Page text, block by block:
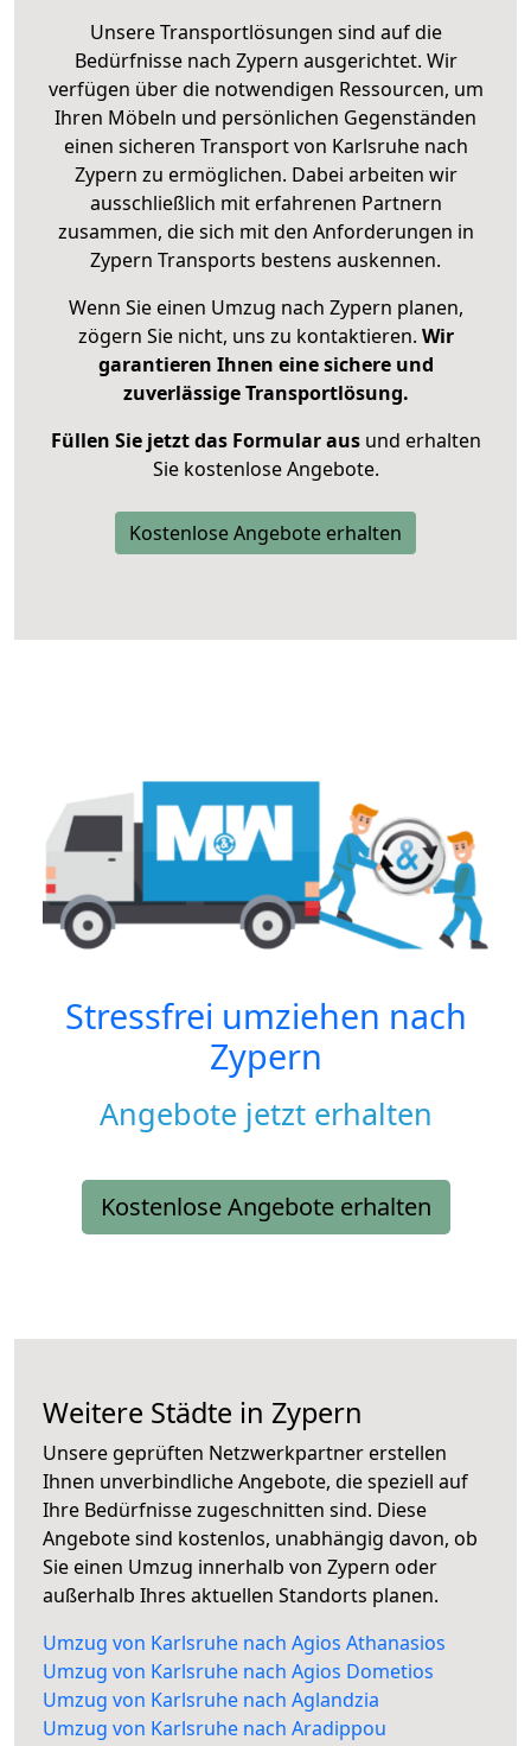
Unsere Transportlösungen sind auf die
Bedürfnisse nach Zypern ausgerichtet. Wir
verfügen über die notwendigen Ressourcen, um
Ihren Möbeln und persönlichen Gegenständen
einen sicheren Transport von Karlsruhe nach
Zypern zu ermöglichen. Dabei arbeiten wir
ausschließlich mit erfahrenen Partnern
zusammen, die sich mit den Anforderungen in
Zypern Transports bestens auskennen.
Wenn Sie einen Umzug nach Zypern planen,
zögern Sie nicht, uns zu kontaktieren. Wir
garantieren Ihnen eine sichere und
zuverlässige Transportlösung.
Füllen Sie jetzt das Formular ausund erhalten
Sie kostenlose Angebote.
Kostenlose Angebote erhalten
Stressfrei umziehen nach
Zypern
Angebote jetzt erhalten
Kostenlose Angebote erhalten
Weitere Städte in Zypern
Unsere geprüften Netzwerkpartner erstellen
Ihnen unverbindliche Angebote, die speziell auf
Ihre Bedürfnisse zugeschnitten sind. Diese
Angebote sind kostenlos, unabhängig davon, ob
Sie einen Umzug innerhalb von Zypern oder
außerhalb Ihres aktuellen Standorts planen.
Umzug von Karlsruhe nach Agios Athanasios
Umzug von Karlsruhe nach Agios Dometios
Umzug von Karlsruhe nach Aglandzia
Umzug von Karlsruhe nach Aradippou